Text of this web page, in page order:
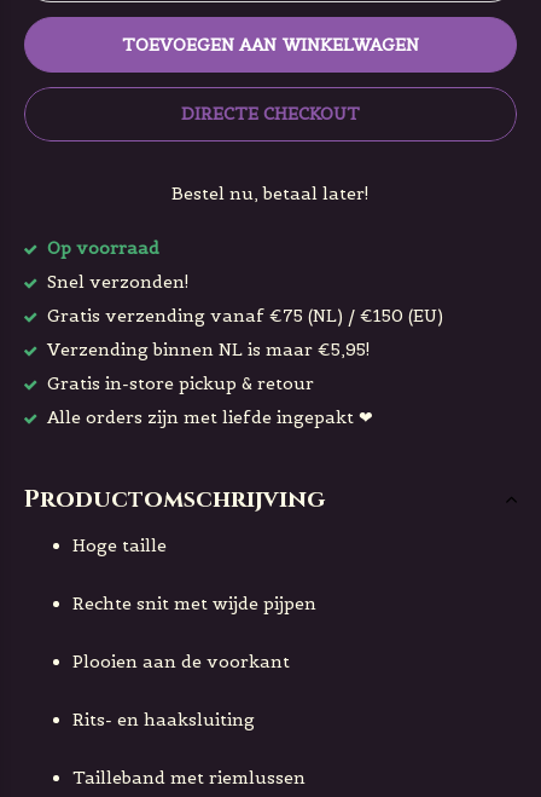
TOEVOEGEN AAN WINKELWAGEN
DIRECTE CHECKOUT
Bestel nu, betaal later!
Op voorraad
Snel verzonden!
Gratis verzending vanaf €75 (NL) / €150 (EU)
Verzending binnen NL is maar €5,95!
Gratis in-store pickup & retour
Alle orders zijn met liefde ingepakt ❤
Productomschrijving
Hoge taille
Rechte snit met wijde pijpen
Plooien aan de voorkant
Rits- en haaksluiting
Tailleband met riemlussen